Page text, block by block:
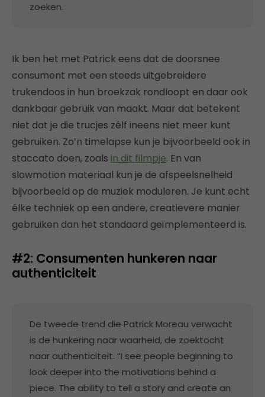
zoeken.
Ik ben het met Patrick eens dat de doorsnee
consument met een steeds uitgebreidere
trukendoos in hun broekzak rondloopt en daar ook
dankbaar gebruik van maakt. Maar dat betekent
niet dat je die trucjes zélf ineens niet meer kunt
gebruiken. Zo’n timelapse kun je bijvoorbeeld ook in
staccato doen, zoals in dit filmpje. En van
slowmotion materiaal kun je de afspeelsnelheid
bijvoorbeeld op de muziek moduleren. Je kunt echt
élke techniek op een andere, creatievere manier
gebruiken dan het standaard geïmplementeerd is.
#2: Consumenten hunkeren naar
authenticiteit
De tweede trend die Patrick Moreau verwacht
is de hunkering naar waarheid, de zoektocht
naar authenticiteit. “I see people beginning to
look deeper into the motivations behind a
piece. The ability to tell a story and create an